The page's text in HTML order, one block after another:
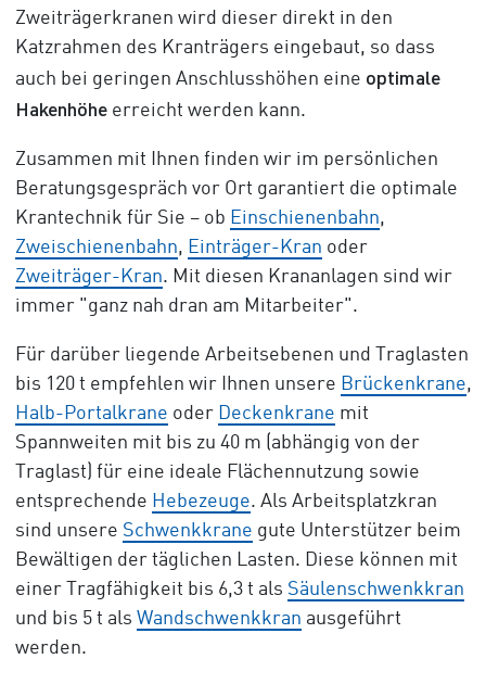
Zweiträgerkranen wird dieser direkt in den
Katzrahmen des Kranträgers eingebaut, so dass
auch bei geringen Anschlusshöhen eine optimale
Hakenhöheerreicht werden kann.
Zusammen mit Ihnen finden wir im persönlichen
Beratungsgespräch vor Ort garantiert die optimale
Krantechnik für Sie – ob Einschienenbahn,
Zweischienenbahn, Einträger-Kran oder
Zweiträger-Kran. Mit diesen Krananlagen sind wir
immer "ganz nah dran am Mitarbeiter".
Für darüber liegende Arbeitsebenen und Traglasten
bis 120 t empfehlen wir Ihnen unsere Brückenkrane,
Halb-Portalkrane oder Deckenkrane mit
Spannweiten mit bis zu 40 m (abhängig von der
Traglast) für eine ideale Flächennutzung sowie
entsprechende Hebezeuge. Als Arbeitsplatzkran
sind unsere Schwenkkrane gute Unterstützer beim
Bewältigen der täglichen Lasten. Diese können mit
einer Tragfähigkeit bis 6,3 t als Säulenschwenkkran
und bis 5 t als Wandschwenkkran ausgeführt
werden.